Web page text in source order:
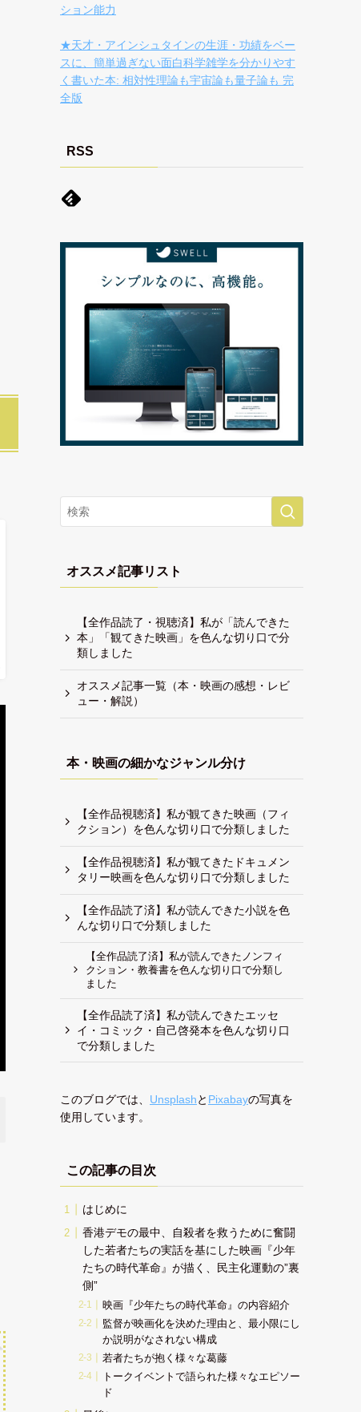
ション能力
★天才・アインシュタインの生涯・功績をベー
スに、簡単過ぎない面白科学雑学を分かりやす
く書いた本: 相対性理論も宇宙論も量子論も 完
全版
RSS
オススメ記事リスト
【全作品読了・視聴済】私が「読んできた
本」「観てきた映画」を色んな切り口で分
類しました
オススメ記事一覧（本・映画の感想・レビ
ュー・解説）
本・映画の細かなジャンル分け
【全作品視聴済】私が観てきた映画（フィ
クション）を色んな切り口で分類しました
【全作品視聴済】私が観てきたドキュメン
タリー映画を色んな切り口で分類しました
【全作品読了済】私が読んできた小説を色
んな切り口で分類しました
【全作品読了済】私が読んできたノンフィ
クション・教養書を色んな切り口で分類し
ました
【全作品読了済】私が読んできたエッセ
イ・コミック・自己啓発本を色んな切り口
で分類しました
このブログでは、 Unsplashと Pixabayの写真を
使用しています。
この記事の目次
はじめに
香港デモの最中、自殺者を救うために奮闘
した若者たちの実話を基にした映画『少年
たちの時代革命』が描く、民主化運動の”裏
側”
映画『少年たちの時代革命』の内容紹介
監督が映画化を決めた理由と、最小限にし
か説明がなされない構成
若者たちが抱く様々な葛藤
トークイベントで語られた様々なエピソー
ド